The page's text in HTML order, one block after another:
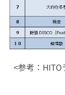
<参考：